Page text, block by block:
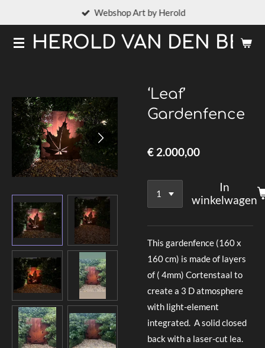
naar
HEROLD VAN DEN
Webshop Art by Herold
‘Leaf’
Gardenfence
€ 2.000,00
In
winkelwagen
This gardenfence (160 x
160 cm) is made of layers
of ( 4mm) Cortenstaal to
create a 3 D atmosphere
with light-element
integrated. A solid closed
back with a laser-cut lea.